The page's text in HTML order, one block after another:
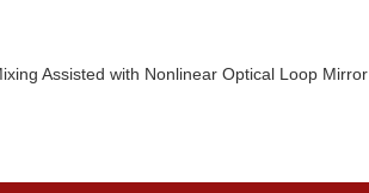
Assisted with Nonlinear Optical Loop Mirror